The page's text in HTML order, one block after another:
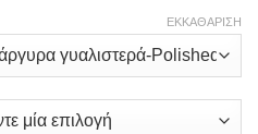
ΕΚΚΑΘΆΡΙΣΗ